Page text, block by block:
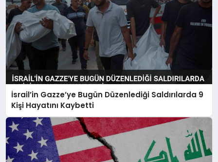
İsrail’in Gazze’ye Bugün Düzenlediği Saldırılarda 9
Kişi Hayatını Kaybetti